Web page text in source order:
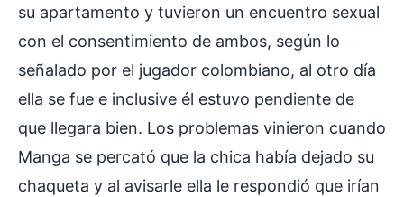
su apartamento y tuvieron un encuentro sexual
con el consentimiento de ambos, según lo
señalado por el jugador colombiano, al otro día
ella se fue e inclusive él estuvo pendiente de
que llegara bien. Los problemas vinieron cuando
Manga se percató que la chica había dejado su
chaqueta y al avisarle ella le respondió que irían